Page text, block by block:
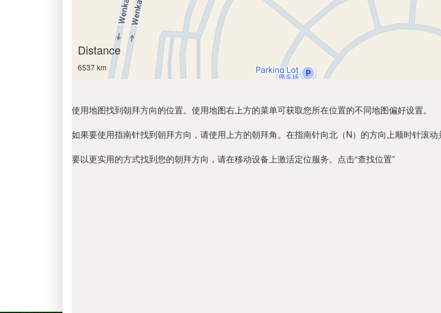
Distance
6537 km
使用地图找到朝拜方向的位置。使用地图右上方的菜单可获取您所在位置的不同地图偏好设置。
如果要使用指南针找到朝拜方向，请使用上方的朝拜角。在指南针向北（N）的方向上顺时针滚动
要以更实用的方式找到您的朝拜方向，请在移动设备上激活定位服务。点击“查找位置”